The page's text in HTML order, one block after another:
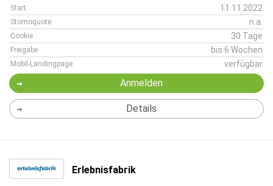
Start 11.11.2022
Stornoquote n.a.
Cookie 30 Tage
Freigabe bis 6 Wochen
Mobil-Landingpage verfügbar
Anmelden
Details
Erlebnisfabrik